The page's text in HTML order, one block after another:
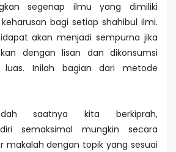
segenap ilmu yang dimiliki
bagi setiap shahibul ilmi.
akan menjadi sempurna jika
dengan lisan dan dikonsumsi
luas. Inilah bagian dari metode
saatnya kita berkiprah,
semaksimal mungkin secara
makalah dengan topik yang sesuai